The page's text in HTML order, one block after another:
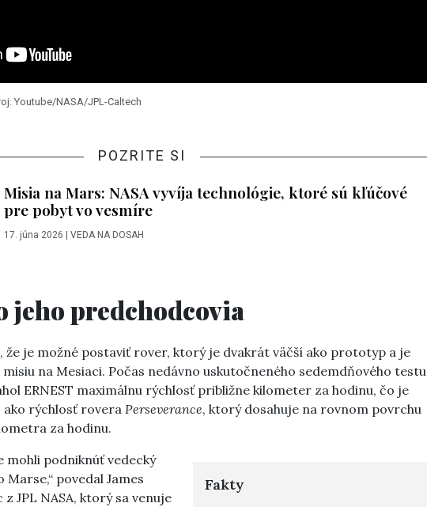
Youtube/NASA/JPL-Caltech
POZRITE SI
Misia na Mars: NASA vyvíja technológie, ktoré sú kľúčové
pre pobyt vo vesmíre
17. júna 2026 VEDA NA DOSAH
jeho predchodcovia
že je možné postaviť rover, ktorý je dvakrát väčší ako prototyp a je
na Mesiaci. Počas nedávno uskutočneného sedemdňového testu
ERNEST maximálnu rýchlosť približne kilometer za hodinu, čo je
ako rýchlosť rovera Perseverance, ktorý dosahuje na rovnom povrchu
za hodinu.
Fakty
mohli podniknúť vedecký
povedal James
JPL NASA, ktorý sa venuje